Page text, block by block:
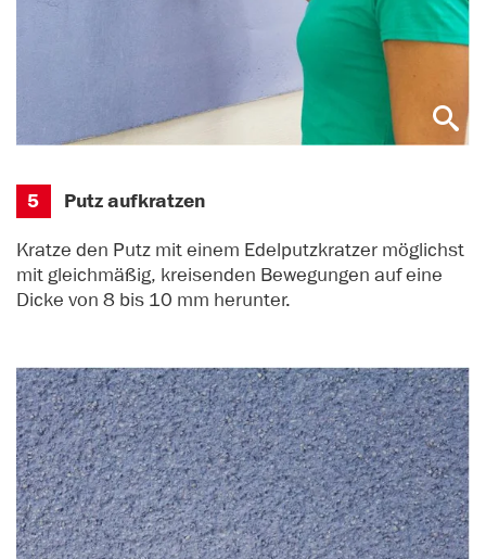
5 Putz aufkratzen
Kratze den Putz mit einem Edelputzkratzer möglichst
mit gleichmäßig, kreisenden Bewegungen auf eine
Dicke von 8 bis 10 mm herunter.